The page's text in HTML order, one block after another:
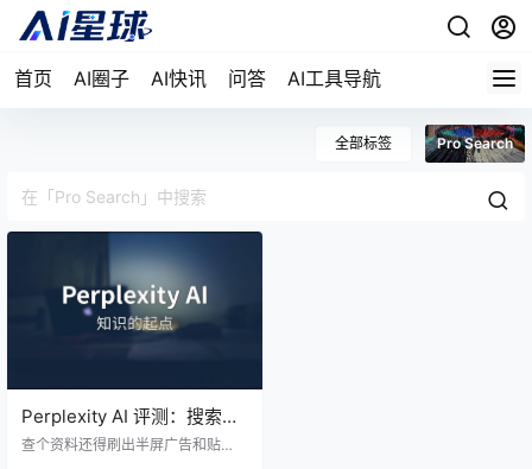
首页 AI圈子 AI快讯 问答 AI工具导航
全部标签 Pro Search
Perplexity AI 评测：搜索这
件事，终于不再是一场广告
查个资料还得刷出半屏广告和贴